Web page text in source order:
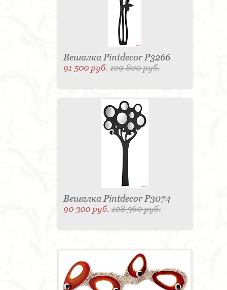
Вешалка Pintdecor P3266
91 500 руб.109 800 руб.
Вешалка Pintdecor P3074
90 300 руб.108 360 руб.